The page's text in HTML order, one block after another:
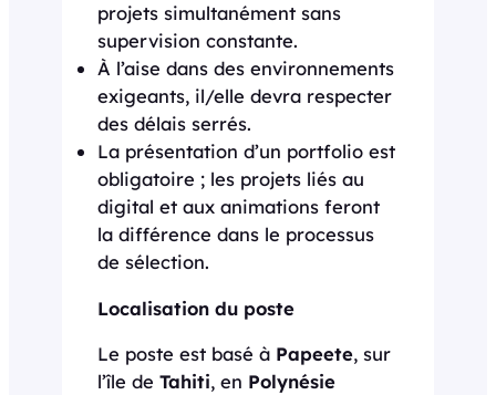
projets simultanément sans
supervision constante.
À l’aise dans des environnements
exigeants, il/elle devra respecter
des délais serrés.
La présentation d’un portfolio est
obligatoire ; les projets liés au
digital et aux animations feront
la différence dans le processus
de sélection.
Localisation du poste
Le poste est basé à Papeete, sur
l’île de Tahiti, en Polynésie